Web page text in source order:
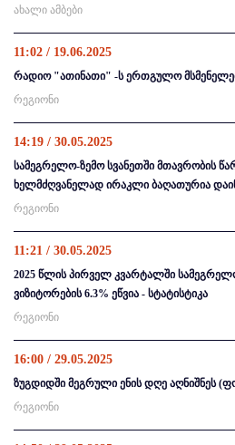
ახალი ამბები
11:02 / 19.06.2025
რადიო "ათინათი" -ს ერთგულო
რეგიონი
14:19 / 30.05.2025
სამეგრელო-ზემო სვანეთში მთავრობის
ხელმძღვანელად ირაკლი ბაღათურია
რეგიონი
11:21 / 30.05.2025
2025 წლის პირველ კვარტალში
ვიზიტორების 6.3% ეწვია - სტატისტიკა
რეგიონი
16:00 / 29.05.2025
ზუგდიდში მეგრული ენის დღე აღნიშნეს
რეგიონი